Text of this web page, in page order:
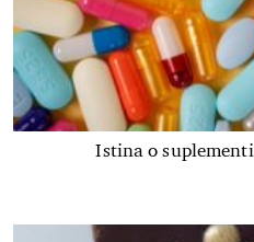
Istina o